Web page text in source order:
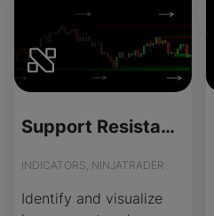
Support Resistance - Source Code
INDICATORS, NINJATRADER
Identify and visualize